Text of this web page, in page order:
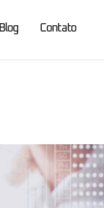
Blog Contato